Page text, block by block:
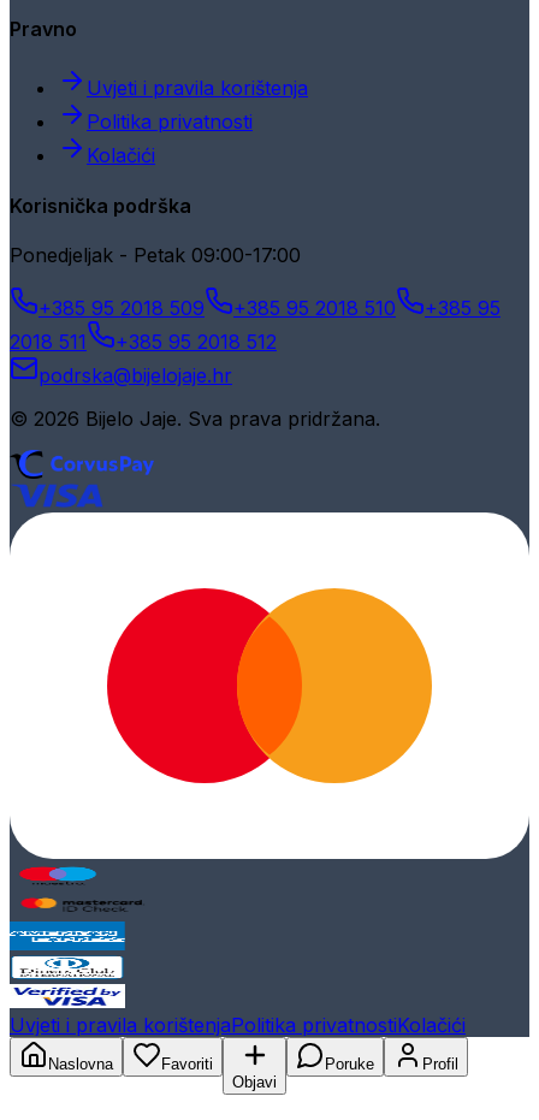
Pravno
Uvjeti i pravila korištenja
Politika privatnosti
Kolačići
Korisnička podrška
Ponedjeljak - Petak 09:00-17:00
+385 95 2018 509 +385 95 2018 510
+385 95
2018 511
+385 95 2018 512
podrska@bijelojaje.hr
© 2026 Bijelo Jaje. Sva prava pridržana.
Uvjeti i pravila korištenjaPolitika privatnostiKolačići
Naslovna
Favoriti
Objavi
Poruke Profil